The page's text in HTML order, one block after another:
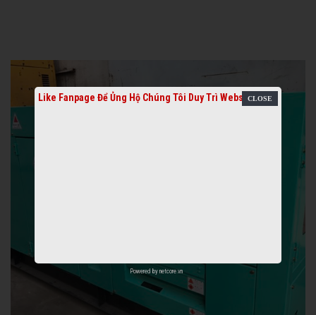
Like Fanpage Để Ủng Hộ Chúng Tôi Duy Trì Website
Powered by netcore.vn